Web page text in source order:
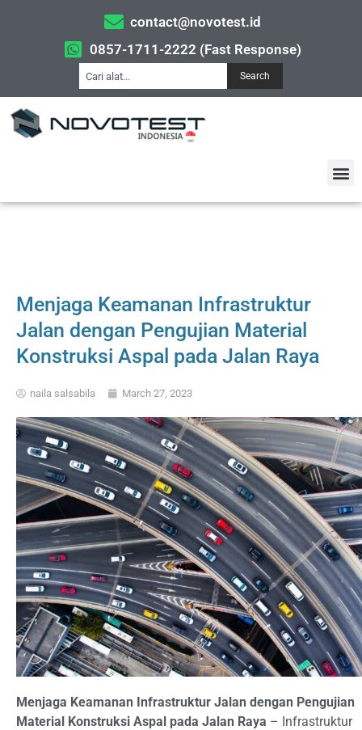
contact@novotest.id
0857-1711-2222 (Fast Response)
Search
Menjaga Keamanan Infrastruktur
Jalan dengan Pengujian Material
Konstruksi Aspal pada Jalan Raya
naila salsabila March 27, 2023
Menjaga Keamanan Infrastruktur Jalan dengan Pengujian
Material Konstruksi Aspal pada Jalan Raya – Infrastruktur